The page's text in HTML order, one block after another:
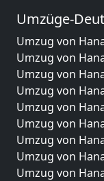
Umzüge-
Umzug von
Umzug von
Umzug von
Umzug von
Umzug von
Umzug von
Umzug von
Umzug von
Umzug von